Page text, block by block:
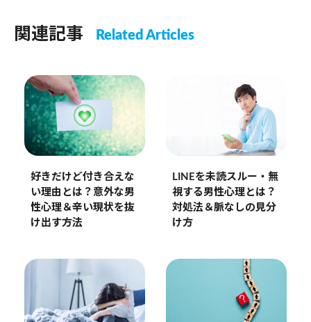
関連記事 Related Articles
好きだけど付き合えな
い理由とは？意外な男
性心理＆辛い現状を抜
け出す方法
LINEを未読スルー・無
視する男性心理とは？
対処法＆脈なしの見分
け方